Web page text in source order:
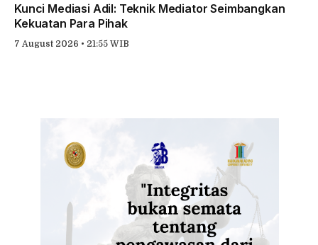
Kunci Mediasi Adil: Teknik Mediator Seimbangkan
Kekuatan Para Pihak
7 August 2026 • 21:55 WIB